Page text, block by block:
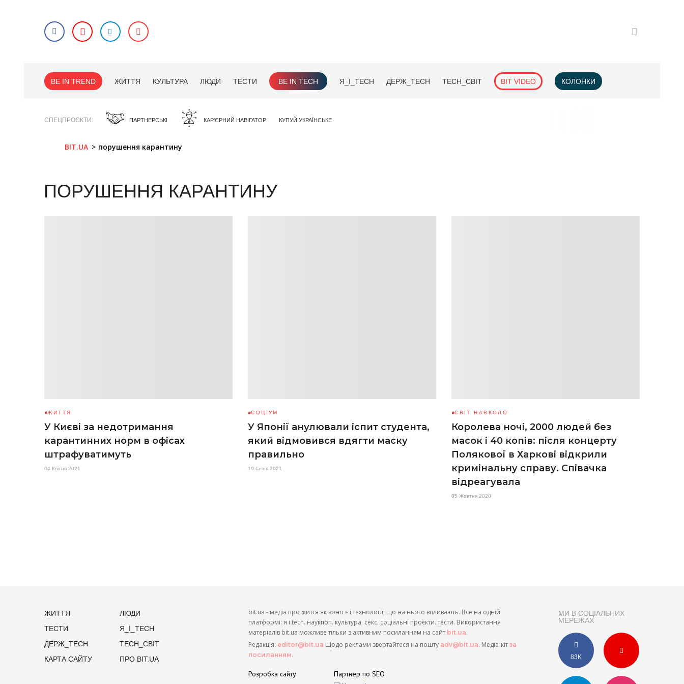
BE IN TREND ЖИТТЯ КУЛЬТУРА ЛЮДИ ТЕСТИ BE IN TECH Я_І_TECH ДЕРЖ_TECH TECH_СВІТ BIT VIDEO КОЛОНКИ
СПЕЦПРОЄКТИ ПАРТНЕРСЬКІ КАР'ЄРНИЙ НАВІГАТОР КУПУЙ УКРАЇНСЬКЕ
BIT.UA порушення карантину
ПОРУШЕННЯ КАРАНТИНУ
ЖИТТЯ
У Києві за недотримання
карантинних норм в офісах
штрафуватимуть
04 Квітня 2021
СОЦІУМ
У Японії анулювали іспит студента,
який відмовився вдягти маску
правильно
19 Січня 2021
СВІТ НАВКОЛО
Королева ночі, 2000 людей без
масок і 40 копів: після концерту
Полякової в Харкові відкрили
кримінальну справу. Співачка
відреагувала
05 Жовтня 2020
ЖИТТЯ
ЛЮДИ
ТЕСТИ
Я_І_TECH
ДЕРЖ_TECH
TECH_СВІТ
КАРТА САЙТУ
ПРО BIT.UA
МИ В СОЦІАЛЬНИХ
МЕРЕЖАХ
83K
bit.ua - медіа про життя як воно є і технології, що на нього впливають. Все на одній
платформі: я і tech. наукпоп. культура. секс. соціальні проєкти. тести. Використання
матеріалів bit.ua можливе тільки з активним посиланням на сайт bit.ua.
Редакція: editor@bit.ua Щодо реклами звертайтеся на пошту adv@bit.ua. Медіа-кіт за
посиланням.
Розробка сайту Партнер по SEO